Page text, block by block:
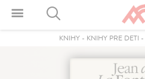
KNIHY- KNIHY PRE DETI -